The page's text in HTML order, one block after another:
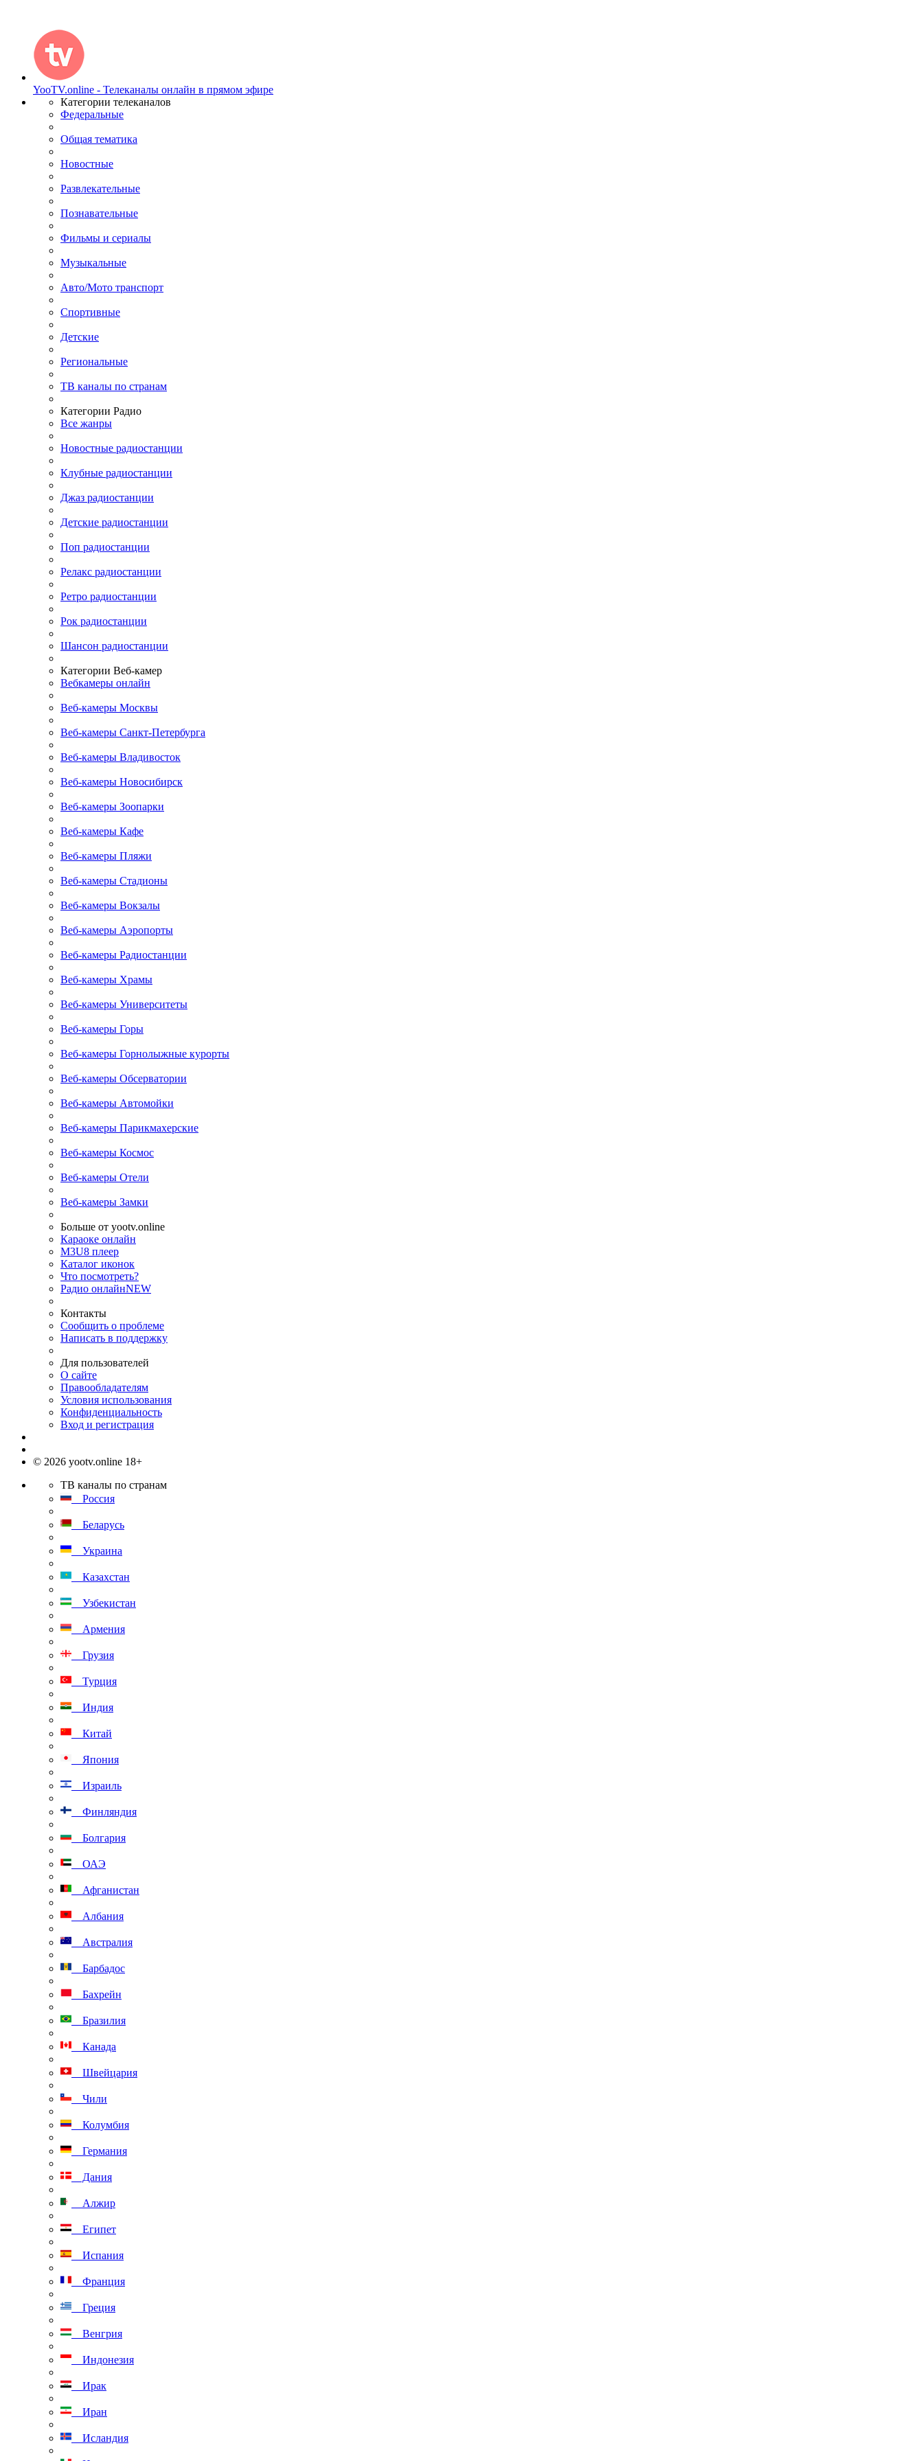
YooTV.online - Телеканалы онлайн в прямом эфире
Категории телеканалов
Федеральные
Общая тематика
Новостные
Развлекательные
Познавательные
Фильмы и сериалы
Музыкальные
Авто/Мото транспорт
Спортивные
Детские
Региональные
ТВ каналы по странам
Категории Радио
Все жанры
Новостные радиостанции
Клубные радиостанции
Джаз радиостанции
Детские радиостанции
Поп радиостанции
Релакс радиостанции
Ретро радиостанции
Рок радиостанции
Шансон радиостанции
Категории Веб-камер
Вебкамеры онлайн
Веб-камеры Москвы
Веб-камеры Санкт-Петербурга
Веб-камеры Владивосток
Веб-камеры Новосибирск
Веб-камеры Зоопарки
Веб-камеры Кафе
Веб-камеры Пляжи
Веб-камеры Стадионы
Веб-камеры Вокзалы
Веб-камеры Аэропорты
Веб-камеры Радиостанции
Веб-камеры Храмы
Веб-камеры Университеты
Веб-камеры Горы
Веб-камеры Горнолыжные курорты
Веб-камеры Обсерватории
Веб-камеры Автомойки
Веб-камеры Парикмахерские
Веб-камеры Космос
Веб-камеры Отели
Веб-камеры Замки
Больше от yootv.online
Караоке онлайн
M3U8 плеер
Каталог иконок
Что посмотреть?
Радио онлайнNEW
Контакты
Сообщить о проблеме
Написать в поддержку
Для пользователей
О сайте
Правообладателям
Условия использования
Конфиденциальность
Вход и регистрация
© 2026 yootv.online 18+
ТВ каналы по странам
Россия
Беларусь
Украина
Казахстан
Узбекистан
Армения
Грузия
Турция
Индия
Китай
Япония
Израиль
Финляндия
Болгария
ОАЭ
Афганистан
Албания
Австралия
Барбадос
Бахрейн
Бразилия
Канада
Швейцария
Чили
Колумбия
Германия
Дания
Алжир
Египет
Испания
Франция
Греция
Венгрия
Индонезия
Ирак
Иран
Исландия